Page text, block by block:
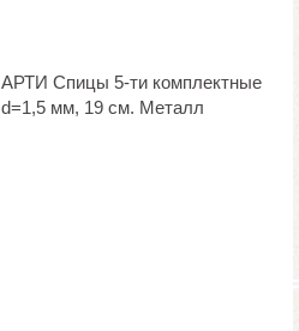
АРТИ Спицы 5-ти комплектные
d=1,5 мм, 19 см. Металл